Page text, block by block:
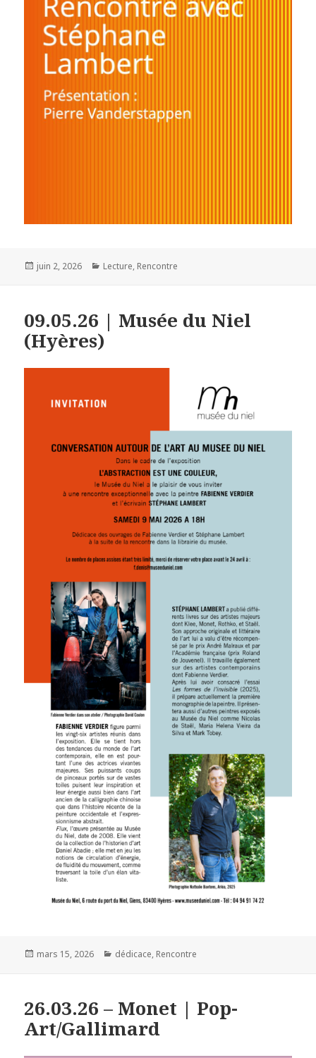
Publié
juin 2, 2026 Catégories
Lecture, Rencontre
09.05.26 | Musée du Niel
(Hyères)
Publié
mars 15, 2026 Catégories
dédicace, Rencontre
26.03.26 – Monet | Pop-
Art/Gallimard